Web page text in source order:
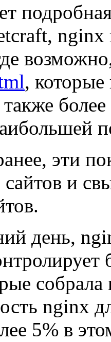
nginx
,
эти
сайтов и
день,
nginx
5% в